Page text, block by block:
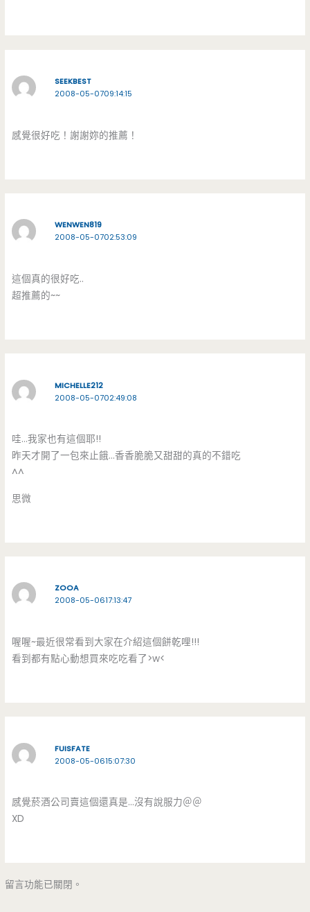
SEEKBEST
2008-05-0709:14:15
感覺很好吃！謝謝妳的推薦！
WENWEN819
2008-05-0702:53:09
這個真的很好吃..
超推薦的~~
MICHELLE212
2008-05-0702:49:08
哇…我家也有這個耶!!
昨天才開了一包來止餓…香香脆脆又甜甜的真的不錯吃
^^
思微
ZOOA
2008-05-0617:13:47
喔喔~最近很常看到大家在介紹這個餅乾哩!!!
看到都有點心動想買來吃吃看了>w<
FUISFATE
2008-05-0615:07:30
感覺菸酒公司賣這個還真是…沒有說服力＠＠
XD
留言功能已關閉。